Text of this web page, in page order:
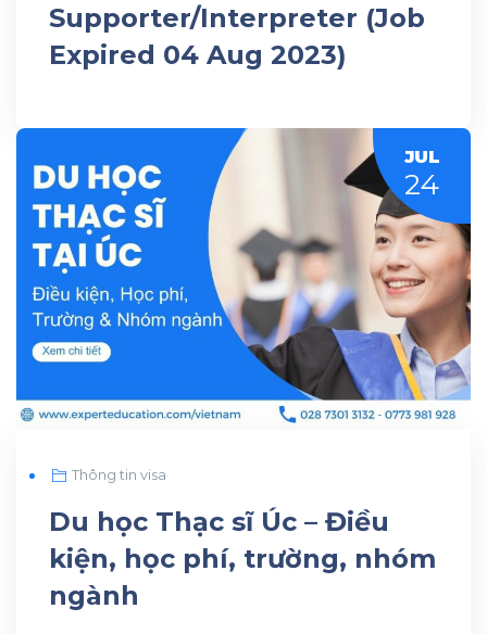
Supporter/Interpreter (Job
Expired 04 Aug 2023)
JUL
24
Thông tin visa
Du học Thạc sĩ Úc – Điều
kiện, học phí, trường, nhóm
ngành